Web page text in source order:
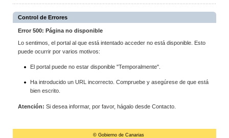
Control de Errores
Error 500: Página no disponible
Lo sentimos, el portal al que está intentado acceder no está disponible. Esto
puede ocurrir por varios motivos:
El portal puede no estar disponible "Temporalmente".
Ha introducido un URL incorrecto. Compruebe y asegúrese de que está
bien escrito.
Atención: Si desea informar, por favor, hágalo desde Contacto.
© Gobierno de Canarias